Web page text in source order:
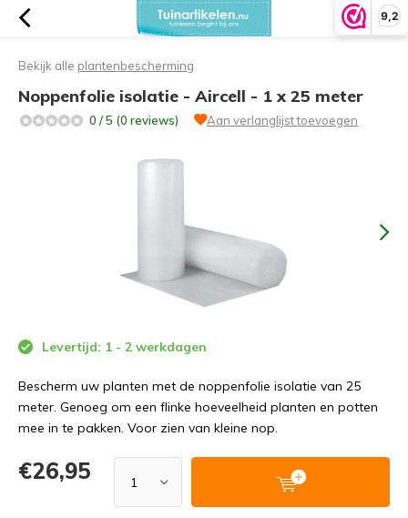
9,2
Bekijk alle plantenbescherming
Noppenfolie isolatie - Aircell - 1 x 25 meter
0 / 5 (0 reviews) Aan verlanglijst toevoegen
Levertijd: 1 - 2 werkdagen
Bescherm uw planten met de noppenfolie isolatie van 25
meter. Genoeg om een flinke hoeveelheid planten en potten
mee in te pakken. Voor zien van kleine nop.
€26,95